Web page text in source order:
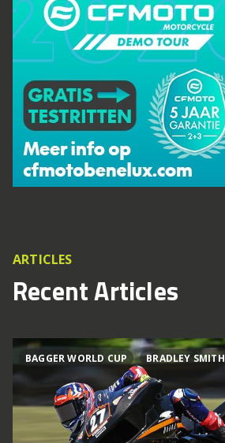
ARTICLES
Recent Articles
BAGGER WORLD CUP BRADLEY SMITH